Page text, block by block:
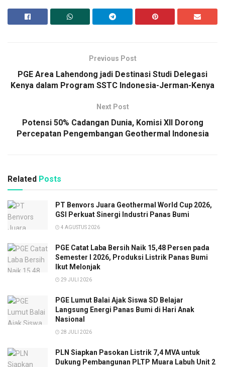
Previous Post
PGE Area Lahendong jadi Destinasi Studi Delegasi
Kenya dalam Program SSTC Indonesia-Jerman-Kenya
Next Post
Potensi 50% Cadangan Dunia, Komisi XII Dorong
Percepatan Pengembangan Geothermal Indonesia
Related Posts
PT Benvors Juara Geothermal World Cup 2026,
GSI Perkuat Sinergi Industri Panas Bumi
4 AGUSTUS 2026
PGE Catat Laba Bersih Naik 15,48 Persen pada
Semester I 2026, Produksi Listrik Panas Bumi
Ikut Melonjak
29 JULI 2026
PGE Lumut Balai Ajak Siswa SD Belajar
Langsung Energi Panas Bumi di Hari Anak
Nasional
28 JULI 2026
PLN Siapkan Pasokan Listrik 7,4 MVA untuk
Dukung Pembangunan PLTP Muara Labuh Unit 2